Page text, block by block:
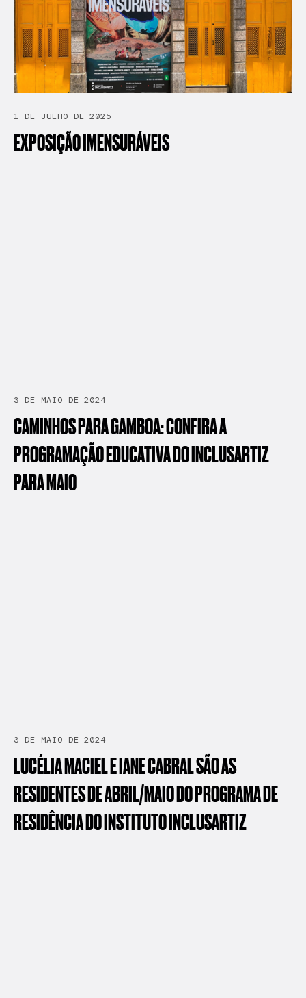
1 DE JULHO DE 2025
EXPOSIÇÃOIMENSURÁVEIS
3 DE MAIO DE 2024
CAMINHOSPARAGAMBOA:CONFIRAA
PROGRAMAÇÃOEDUCATIVADOINCLUSARTIZ
PARAMAIO
3 DE MAIO DE 2024
LUCÉLIAMACIELEIANECABRALSÃOAS
RESIDENTESDEABRIL/MAIODOPROGRAMADE
RESIDÊNCIADOINSTITUTOINCLUSARTIZ